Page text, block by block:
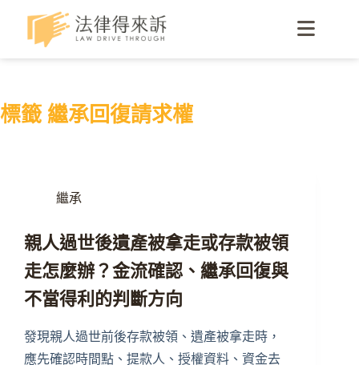
標籤 繼承回復請求權
繼承
親人過世後遺產被拿走或存款被領
走怎麼辦？金流確認、繼承回復與
不當得利的判斷方向
發現親人過世前後存款被領、遺產被拿走時，
應先確認時間點、提款人、授權資料、資金去